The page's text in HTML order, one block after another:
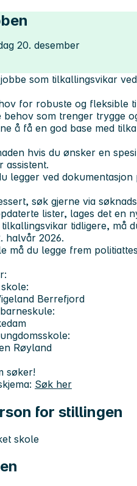
20. desember
som tilkallingsvikar
for robuste og fleksible
behov som trenger trygge
å få en god base med
hvis du ønsker en
assistent.
legger ved dokumentasjon
søk gjerne via
lister, lages det en
tidligere, må
halvår 2026.
må du legge frem
Berrefjord
Røyland
søker!
Søk her
for stillingen
skole